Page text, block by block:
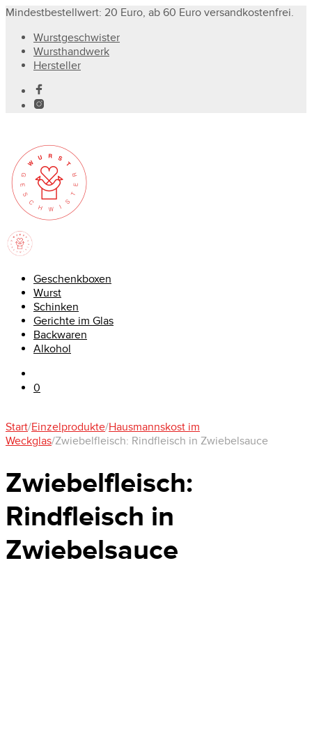
Mindestbestellwert: 20 Euro, ab 60 Euro versandkostenfrei.
Wurstgeschwister
Wursthandwerk
Hersteller
Geschenkboxen
Wurst
Schinken
Gerichte im Glas
Backwaren
Alkohol
0
Start/Einzelprodukte/Hausmannskost im
Weckglas/Zwiebelfleisch: Rindfleisch in Zwiebelsauce
Zwiebelfleisch:
Rindfleisch in
Zwiebelsauce